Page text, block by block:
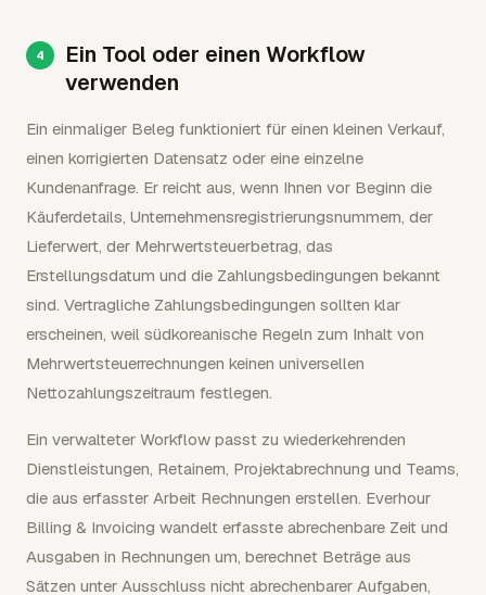
Ein Tool oder einen Workflow
verwenden
Ein einmaliger Beleg funktioniert für einen kleinen Verkauf,
einen korrigierten Datensatz oder eine einzelne
Kundenanfrage. Er reicht aus, wenn Ihnen vor Beginn die
Käuferdetails, Unternehmensregistrierungsnummern, der
Lieferwert, der Mehrwertsteuerbetrag, das
Erstellungsdatum und die Zahlungsbedingungen bekannt
sind. Vertragliche Zahlungsbedingungen sollten klar
erscheinen, weil südkoreanische Regeln zum Inhalt von
Mehrwertsteuerrechnungen keinen universellen
Nettozahlungszeitraum festlegen.
Ein verwalteter Workflow passt zu wiederkehrenden
Dienstleistungen, Retainern, Projektabrechnung und Teams,
die aus erfasster Arbeit Rechnungen erstellen. Everhour
Billing & Invoicing wandelt erfasste abrechenbare Zeit und
Ausgaben in Rechnungen um, berechnet Beträge aus
Sätzen unter Ausschluss nicht abrechenbarer Aufgaben,